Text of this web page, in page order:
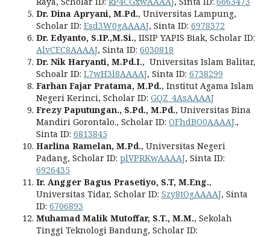
Dr. Dina Apryani, M.Pd., Universitas Lampung,
Scholar ID: Esd3W0gAAAAJ, Sinta ID: 6978372
Dr. Edyanto, S.IP.,M.Si., IISIP YAPIS Biak, Scholar ID:
AlvCEC8AAAAJ, Sinta ID: 6030818
Dr. Nik Haryanti, M.Pd.I., Universitas Islam Balitar,
Schoalr ID: L7wH3l8AAAAJ, Sinta ID: 6738299
Farhan Fajar Pratama, M.Pd., Institut Agama Islam
Negeri Kerinci, Scholar ID: GQZ_4AsAAAAJ
Frezy Paputungan., S.Pd., M.Pd., Universitas Bina
Mandiri Gorontalo., Scholar ID: OFhdBO0AAAAJ.,
Sinta ID: 6813845
Harlina Ramelan, M.Pd., Universitas Negeri
Padang, Scholar ID: plVPRKwAAAAJ, Sinta ID:
6926435
Ir. Angger Bagus Prasetiyo, S.T, M.Eng.,
Universitas Tidar, Scholar ID: Szy8tOgAAAAJ, Sinta
ID: 6706893
Muhamad Malik Mutoffar, S.T., M.M., Sekolah
Tinggi Teknologi Bandung, Scholar ID: